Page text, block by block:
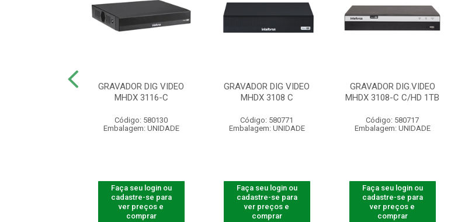
GRAVADOR DIG VIDEO
MHDX 3116-C
Código: 580130
Embalagem: UNIDADE
Faça seu login ou
cadastre-se para
ver preços e
comprar
GRAVADOR DIG VIDEO
MHDX 3108 C
Código: 580771
Embalagem: UNIDADE
Faça seu login ou
cadastre-se para
ver preços e
comprar
GRAVADOR DIG.VIDEO
MHDX 3108-C C/HD 1TB
Código: 580717
Embalagem: UNIDADE
Faça seu login ou
cadastre-se para
ver preços e
comprar